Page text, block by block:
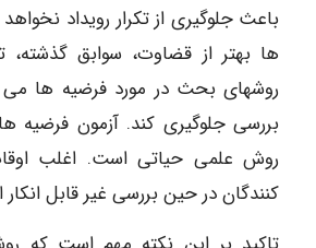
باعث جلوگیری از تکرار رویداد
ها بهتر از قضاوت، سوابق
روشهای بحث در مورد فرضیه ها می
بررسی جلوگیری کند. آزمون فرضیه
روش علمی حیاتی است. اغلب
کنندگان در حین بررسی غیر قابل